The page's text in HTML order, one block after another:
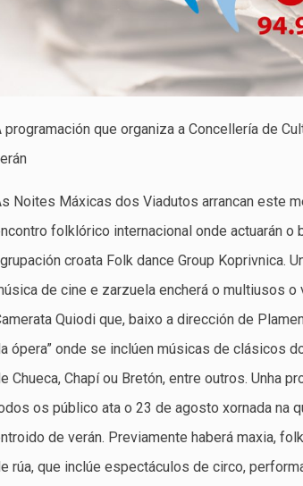
programación que organiza a Concellería de
Noites Máxicas dos Viadutos arrancan este
folklórico internacional onde actuarán
croata Folk dance Group Koprivnica.
de cine e zarzuela encherá o multiusos
Quiodi que, baixo a dirección de
ópera” onde se inclúen músicas de clásicos
Chueca, Chapí ou Bretón, entre outros. Unha
os público ata o 23 de agosto xornada na
de verán. Previamente haberá maxia,
rúa, que inclúe espectáculos de circo,